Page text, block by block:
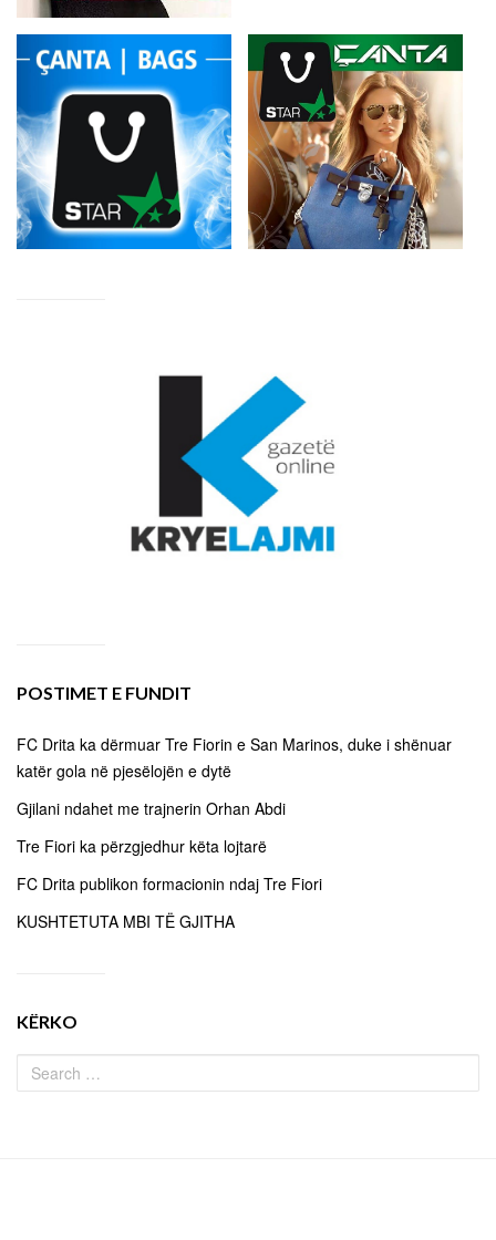
POSTIMET E FUNDIT
FC Drita ka dërmuar Tre Fiorin e San Marinos, duke i shënuar
katër gola në pjesëlojën e dytë
Gjilani ndahet me trajnerin Orhan Abdi
Tre Fiori ka përzgjedhur këta lojtarë
FC Drita publikon formacionin ndaj Tre Fiori
KUSHTETUTA MBI TË GJITHA
KËRKO